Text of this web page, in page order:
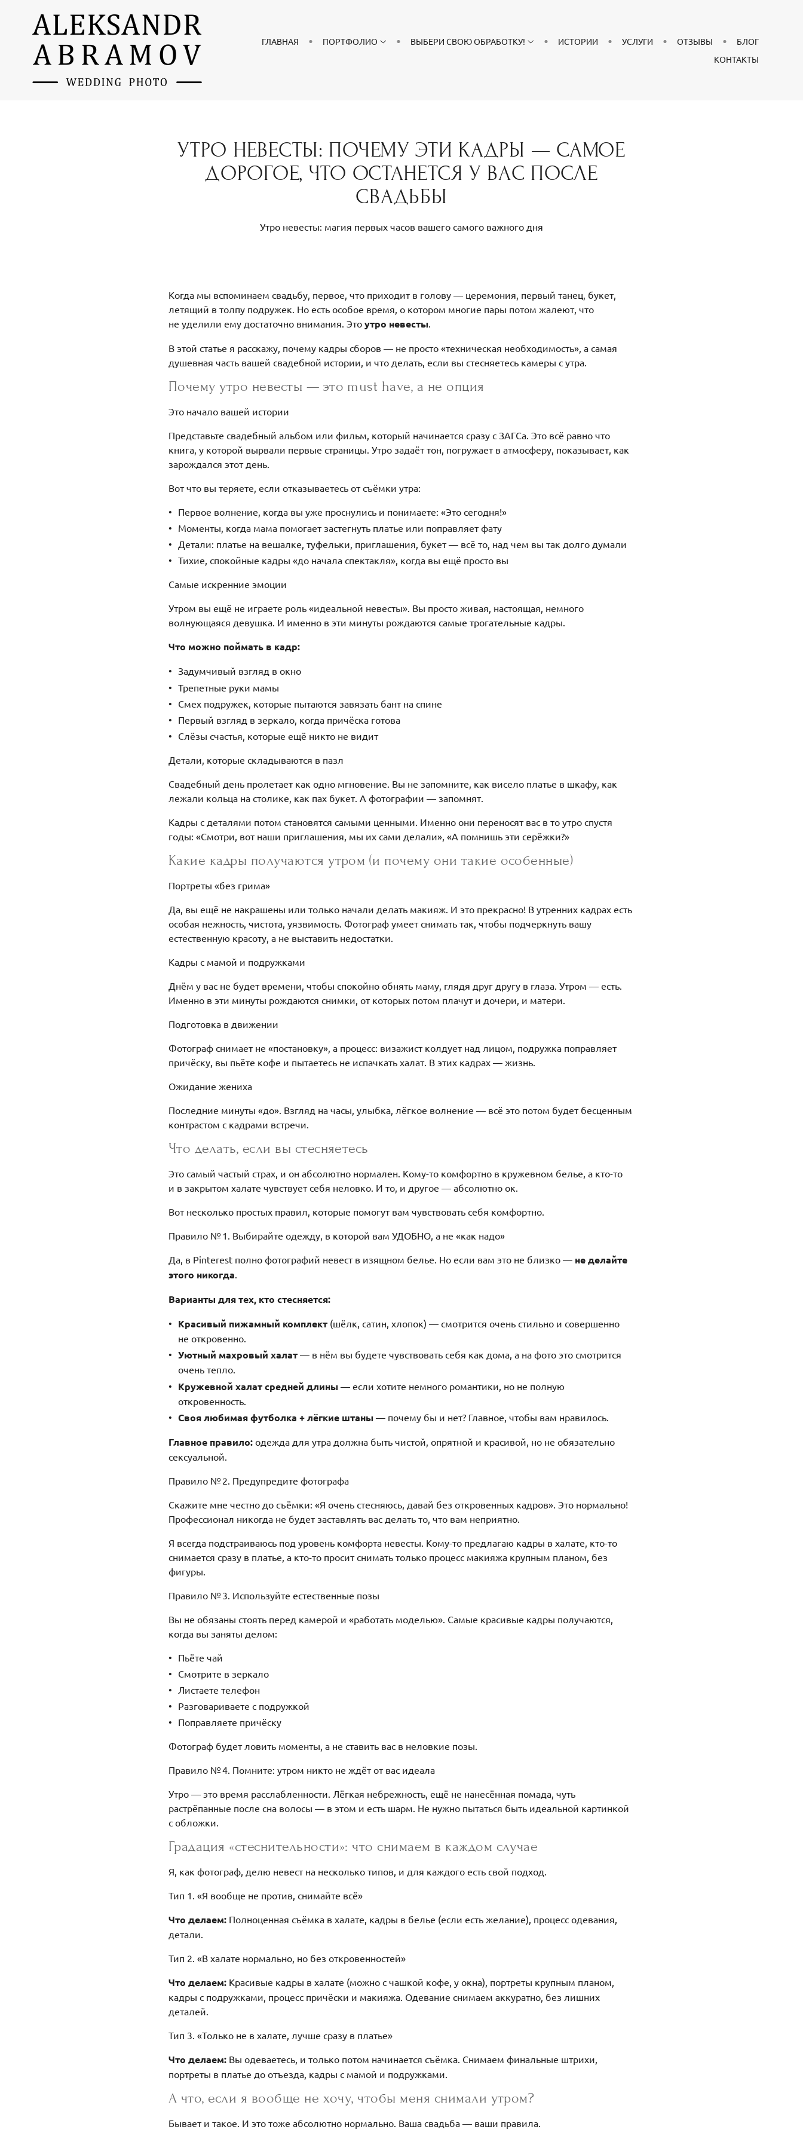
ГЛАВНАЯ ПОРТФОЛИО ВЫБЕРИ СВОЮ ОБРАБОТКУ! ИСТОРИИ УСЛУГИ ОТЗЫВЫ
БЛОГ
КОНТАКТЫ
УТРО НЕВЕСТЫ: ПОЧЕМУ ЭТИ КАДРЫ — САМОЕ
ДОРОГОЕ, ЧТО ОСТАНЕТСЯ У ВАС ПОСЛЕ
СВАДЬБЫ
Утро невесты: магия первых часов вашего самого важного дня
Когда мы вспоминаем свадьбу, первое, что приходит в голову — церемония, первый танец, букет,
летящий в толпу подружек. Но есть особое время, о котором многие пары потом жалеют, что
не уделили ему достаточно внимания. Это утро невесты
В этой статье я расскажу, почему кадры сборов — не просто «техническая необходимость», а самая
душевная часть вашей свадебной истории, и что делать, если вы стесняетесь камеры с утра.
Почему утро невесты — это must have, а не опция
Это начало вашей истории
Представьте свадебный альбом или фильм, который начинается сразу с ЗАГСа. Это всё равно что
книга, у которой вырвали первые страницы. Утро задаёт тон, погружает в атмосферу, показывает, как
зарождался этот день.
Вот что вы теряете, если отказываетесь от съёмки утра:
Первое волнение, когда вы уже проснулись и понимаете: «Это сегодня!»
Моменты, когда мама помогает застегнуть платье или поправляет фату
Детали: платье на вешалке, туфельки, приглашения, букет — всё то, над чем вы так долго думали
Тихие, спокойные кадры «до начала спектакля», когда вы ещё просто вы
Самые искренние эмоции
Утром вы ещё не играете роль «идеальной невесты». Вы просто живая, настоящая, немного
волнующаяся девушка. И именно в эти минуты рождаются самые трогательные кадры.
Что можно поймать в кадр:
Задумчивый взгляд в окно
Трепетные руки мамы
Смех подружек, которые пытаются завязать бант на спине
Первый взгляд в зеркало, когда причёска готова
Слёзы счастья, которые ещё никто не видит
Детали, которые складываются в пазл
Свадебный день пролетает как одно мгновение. Вы не запомните, как висело платье в шкафу, как
лежали кольца на столике, как пах букет. А фотографии — запомнят.
Кадры с деталями потом становятся самыми ценными. Именно они переносят вас в то утро спустя
годы: «Смотри, вот наши приглашения, мы их сами делали», «А помнишь эти серёжки?»
Какие кадры получаются утром (и почему они такие особенные)
Портреты «без грима»
Да, вы ещё не накрашены или только начали делать макияж. И это прекрасно! В утренних кадрах есть
особая нежность, чистота, уязвимость. Фотограф умеет снимать так, чтобы подчеркнуть вашу
естественную красоту, а не выставить недостатки.
Кадры с мамой и подружками
Днём у вас не будет времени, чтобы спокойно обнять маму, глядя друг другу в глаза. Утром — есть.
Именно в эти минуты рождаются снимки, от которых потом плачут и дочери, и матери.
Подготовка в движении
Фотограф снимает не «постановку», а процесс: визажист колдует над лицом, подружка поправляет
причёску, вы пьёте кофе и пытаетесь не испачкать халат. В этих кадрах — жизнь.
Ожидание жениха
Последние минуты «до». Взгляд на часы, улыбка, лёгкое волнение — всё это потом будет бесценным
контрастом с кадрами встречи.
Что делать, если вы стесняетесь
Это самый частый страх, и он абсолютно нормален. Кому-то комфортно в кружевном белье, а кто-то
и в закрытом халате чувствует себя неловко. И то, и другое — абсолютно ок.
Вот несколько простых правил, которые помогут вам чувствовать себя комфортно.
Правило № 1. Выбирайте одежду, в которой вам УДОБНО, а не «как надо»
Да, в Pinterest полно фотографий невест в изящном белье. Но если вам это не близко — не делайте
этого никогда.
Варианты для тех, кто стесняется:
Красивый пижамный комплект (шёлк, сатин, хлопок) — смотрится очень стильно и совершенно
не откровенно.
Уютный махровый халат — в нём вы будете чувствовать себя как дома, а на фото это смотрится
очень тепло.
Кружевной халат средней длины — если хотите немного романтики, но не полную
откровенность.
Своя любимая футболка + лёгкие штаны — почему бы и нет? Главное, чтобы вам нравилось.
Главное правило: одежда для утра должна быть чистой, опрятной и красивой, но не обязательно
сексуальной.
Правило № 2. Предупредите фотографа
Скажите мне честно до съёмки: «Я очень стесняюсь, давай без откровенных кадров». Это нормально!
Профессионал никогда не будет заставлять вас делать то, что вам неприятно.
Я всегда подстраиваюсь под уровень комфорта невесты. Кому-то предлагаю кадры в халате, кто-то
снимается сразу в платье, а кто-то просит снимать только процесс макияжа крупным планом, без
фигуры.
Правило № 3. Используйте естественные позы
Вы не обязаны стоять перед камерой и «работать моделью». Самые красивые кадры получаются,
когда вы заняты делом:
Пьёте чай
Смотрите в зеркало
Листаете телефон
Разговариваете с подружкой
Поправляете причёску
Фотограф будет ловить моменты, а не ставить вас в неловкие позы.
Правило № 4. Помните: утром никто не ждёт от вас идеала
Утро — это время расслабленности. Лёгкая небрежность, ещё не нанесённая помада, чуть
растрёпанные после сна волосы — в этом и есть шарм. Не нужно пытаться быть идеальной картинкой
с обложки.
Градация «стеснительности»: что снимаем в каждом случае
Я, как фотограф, делю невест на несколько типов, и для каждого есть свой подход.
Тип 1. «Я вообще не против, снимайте всё»
Что делаем: Полноценная съёмка в халате, кадры в белье (если есть желание), процесс одевания,
детали.
Тип 2. «В халате нормально, но без откровенностей»
Что делаем: Красивые кадры в халате (можно с чашкой кофе, у окна), портреты крупным планом,
кадры с подружками, процесс причёски и макияжа. Одевание снимаем аккуратно, без лишних
деталей.
Тип 3. «Только не в халате, лучше сразу в платье»
Что делаем: Вы одеваетесь, и только потом начинается съёмка. Снимаем финальные штрихи,
портреты в платье до отъезда, кадры с мамой и подружками.
А что, если я вообще не хочу, чтобы меня снимали утром?
Бывает и такое. И это тоже абсолютно нормально. Ваша свадьба — ваши правила.